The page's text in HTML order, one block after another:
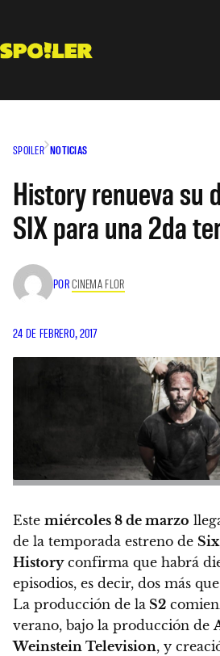
contenido
SPOILER NOTICIAS
History renueva su
SIX para una 2da
PORCINEMA FLOR
24 DE FEBRERO, 2017
Este miércoles 8 de marzo
de la temporada estreno de Six
Historyconfirma que habrá
episodios, es decir, dos más
La producción de la S2
verano, bajo la producción de
Weinstein Television, y